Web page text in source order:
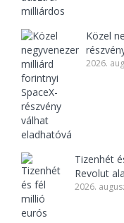
Közel
2026.
Tizenhét
Revolut
2026.